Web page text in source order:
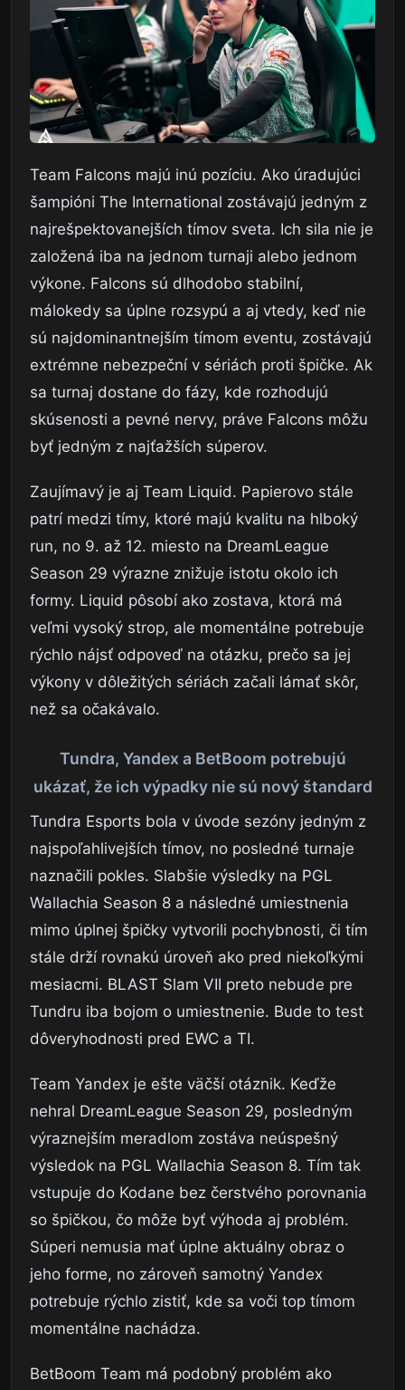
Team Falcons majú inú pozíciu. Ako úradujúci
šampióni The International zostávajú jedným z
najrešpektovanejších tímov sveta. Ich sila nie je
založená iba na jednom turnaji alebo jednom
výkone. Falcons sú dlhodobo stabilní,
málokedy sa úplne rozsypú a aj vtedy, keď nie
sú najdominantnejším tímom eventu, zostávajú
extrémne nebezpeční v sériách proti špičke. Ak
sa turnaj dostane do fázy, kde rozhodujú
skúsenosti a pevné nervy, práve Falcons môžu
byť jedným z najťažších súperov.
Zaujímavý je aj Team Liquid. Papierovo stále
patrí medzi tímy, ktoré majú kvalitu na hlboký
run, no 9. až 12. miesto na DreamLeague
Season 29 výrazne znižuje istotu okolo ich
formy. Liquid pôsobí ako zostava, ktorá má
veľmi vysoký strop, ale momentálne potrebuje
rýchlo nájsť odpoveď na otázku, prečo sa jej
výkony v dôležitých sériách začali lámať skôr,
než sa očakávalo.
Tundra, Yandex a BetBoom potrebujú
ukázať, že ich výpadky nie sú nový štandard
Tundra Esports bola v úvode sezóny jedným z
najspoľahlivejších tímov, no posledné turnaje
naznačili pokles. Slabšie výsledky na PGL
Wallachia Season 8 a následné umiestnenia
mimo úplnej špičky vytvorili pochybnosti, či tím
stále drží rovnakú úroveň ako pred niekoľkými
mesiacmi. BLAST Slam VII preto nebude pre
Tundru iba bojom o umiestnenie. Bude to test
dôveryhodnosti pred EWC a TI.
Team Yandex je ešte väčší otáznik. Keďže
nehral DreamLeague Season 29, posledným
výraznejším meradlom zostáva neúspešný
výsledok na PGL Wallachia Season 8. Tím tak
vstupuje do Kodane bez čerstvého porovnania
so špičkou, čo môže byť výhoda aj problém.
Súperi nemusia mať úplne aktuálny obraz o
jeho forme, no zároveň samotný Yandex
potrebuje rýchlo zistiť, kde sa voči top tímom
momentálne nachádza.
BetBoom Team má podobný problém ako